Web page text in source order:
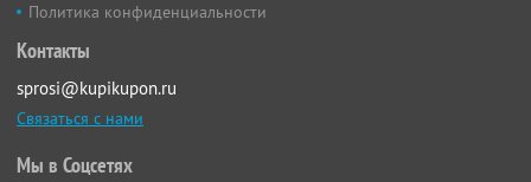
Политика конфиденциальности
Контакты
sprosi@kupikupon.ru
Связаться с нами
Мы в Соцсетях